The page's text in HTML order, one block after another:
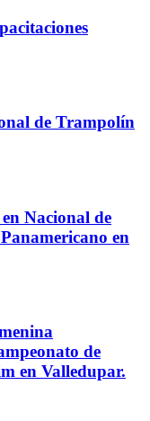
de Trampolín
Nacional de
en
de
en Valledupar.